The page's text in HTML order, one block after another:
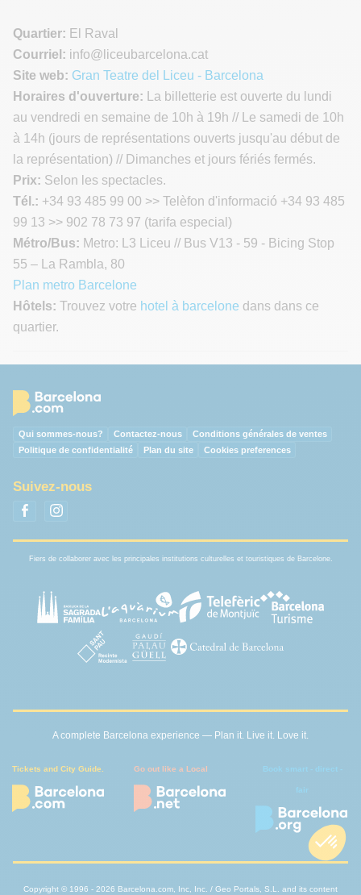
Quartier: El Raval
Courriel: info@liceubarcelona.cat
Site web: Gran Teatre del Liceu - Barcelona
Horaires d'ouverture: La billetterie est ouverte du lundi
au vendredi en semaine de 10h à 19h // Le samedi de 10h
à 14h (jours de représentations ouverts jusqu'au début de
la représentation) // Dimanches et jours fériés fermés.
Prix: Selon les spectacles.
Tél.: +34 93 485 99 00 >> Telèfon d'informació +34 93 485
99 13 >> 902 78 73 97 (tarifa especial)
Métro/Bus: Metro: L3 Liceu // Bus V13 - 59 - Bicing Stop
55 – La Rambla, 80
Plan metro Barcelone
Hôtels: Trouvez votre hotel à barcelone dans dans ce
quartier.
Qui sommes-nous? Contactez-nous
Conditions générales de ventes
Politique de confidentialité
Plan du site Cookies preferences
Suivez-nous
Fiers de collaborer avec les principales institutions culturelles et touristiques de Barcelone.
A complete Barcelona experience — Plan it. Live it. Love it.
Tickets and City Guide. Go out like a Local Book smart - direct -
fair
Copyright © 1996 - 2026 Barcelona.com, Inc, Inc. / Geo Portals, S.L. and its content